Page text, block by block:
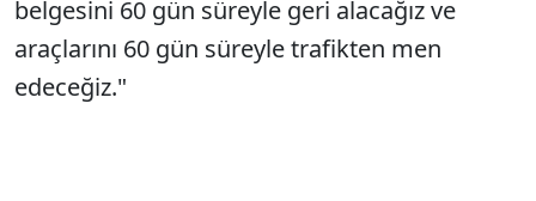
belgesini 60 gün süreyle geri alacağız ve
araçlarını 60 gün süreyle trafikten men
edeceğiz."